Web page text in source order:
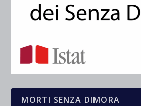
MORTI SENZA DIMORA